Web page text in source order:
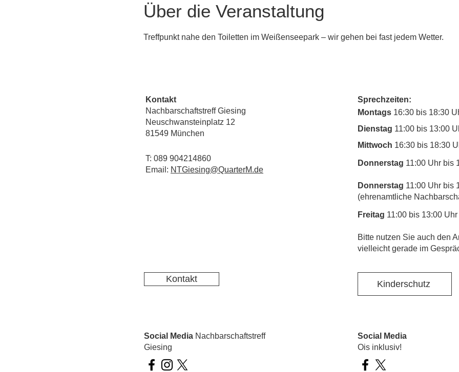
Über die Veranstaltung
Treffpunkt nahe den Toiletten im Weißenseepark – wir gehen bei fast jedem Wetter.
Kontakt
Nachbarschaftstreff Giesing
Neuschwansteinplatz 12
81549 München
T: 089 904214860
Email: NTGiesing@QuarterM.de
Kontakt
Sprechzeiten:
Montags 16:30 bis 18:30
Dienstag 11:00 bis 13:00
Mittwoch 16:30 bis 18:30
Donnerstag 11:00 Uhr bis
Donnerstag 11:00 Uhr bis
(ehrenamtliche
Freitag 11:00 bis 13:00 Uhr
​Bitte nutzen Sie auch den
vielleicht gerade im
Kinderschutz
Social Media Nachbarschaftstreff
Giesing
Social Media
Ois inklusiv!